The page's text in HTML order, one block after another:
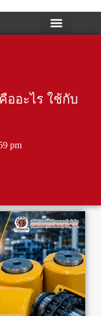
ออะไร ใช้กับ
pm